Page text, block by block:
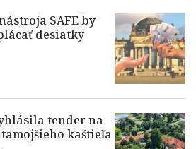
SAFE by
desiatky
tender na
kaštieľa